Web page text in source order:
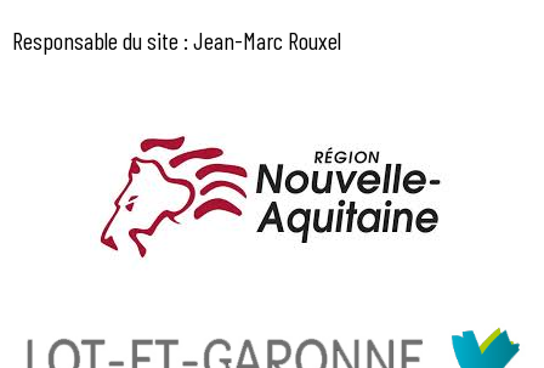
Responsable du site : Jean-Marc Rouxel